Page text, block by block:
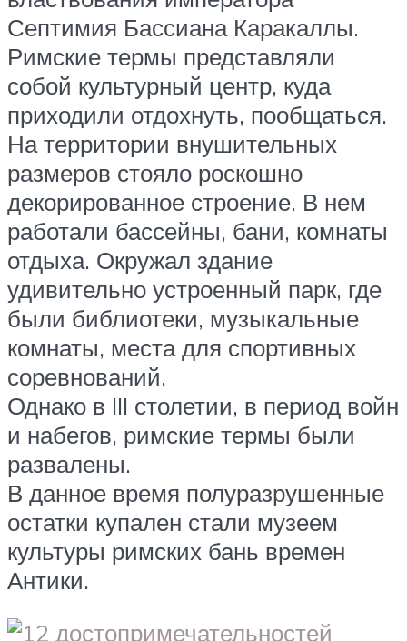
Септимия Бассиана Каракаллы.
Римские термы представляли
собой культурный центр, куда
приходили отдохнуть, пообщаться.
На территории внушительных
размеров стояло роскошно
декорированное строение. В нем
работали бассейны, бани, комнаты
отдыха. Окружал здание
удивительно устроенный парк, где
были библиотеки, музыкальные
комнаты, места для спортивных
соревнований.
Однако в III столетии, в период войн
и набегов, римские термы были
развалены.
В данное время полуразрушенные
остатки купален стали музеем
культуры римских бань времен
Антики.